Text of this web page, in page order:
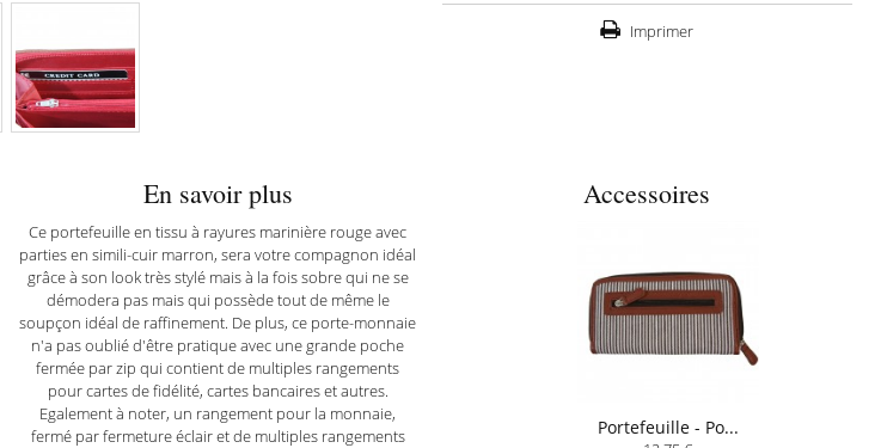
Imprimer
En savoir plus
Ce portefeuille en tissu à rayures marinière rouge avec
parties en simili-cuir marron, sera votre compagnon idéal
grâce à son look très stylé mais à la fois sobre qui ne se
démodera pas mais qui possède tout de même le
soupçon idéal de raffinement. De plus, ce porte-monnaie
n'a pas oublié d'être pratique avec une grande poche
fermée par zip qui contient de multiples rangements
pour cartes de fidélité, cartes bancaires et autres.
Egalement à noter, un rangement pour la monnaie,
fermé par fermeture éclair et de multiples rangements
Accessoires
Portefeuille - Po...